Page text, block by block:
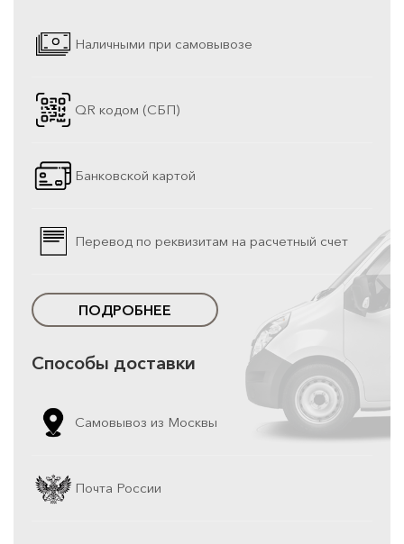
Наличными при самовывозе
QR кодом (СБП)
Банковской картой
Перевод по реквизитам на расчетный счет
ПОДРОБНЕЕ
Способы доставки
Самовывоз из Москвы
Почта России